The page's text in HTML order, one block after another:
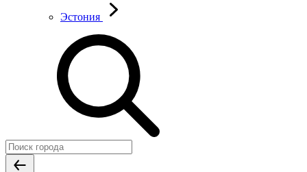
Эстония